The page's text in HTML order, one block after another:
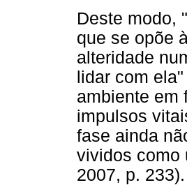
Deste modo,
que se opõe
alteridade
lidar com
ambiente em
impulsos
fase ainda
vividos como
2007, p. 233).